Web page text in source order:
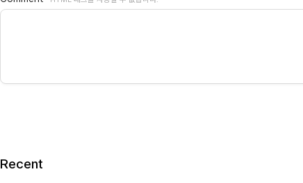
Recent